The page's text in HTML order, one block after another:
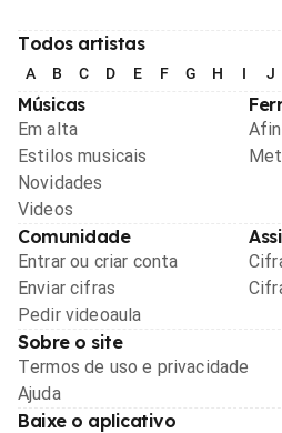
Todos artistas
A B C D E F G H I J
Músicas
Em alta
Estilos musicais
Novidades
Videos
Comunidade
Entrar ou criar conta
Enviar cifras
Pedir videoaula
Sobre o site
Termos de uso e privacidade
Ajuda
Baixe o aplicativo